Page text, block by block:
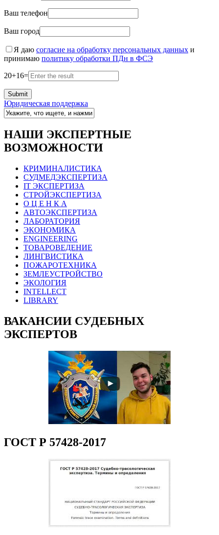
Ваш телефон
Ваш город
Я даю согласие на обработку персональных данных и
принимаю политику обработки ПДн в ФСЭ
20+16=
Юридическая поддержка
НАШИ ЭКСПЕРТНЫЕ
ВОЗМОЖНОСТИ
КРИМИНАЛИСТИКА
СУДМЕДЭКСПЕРТИЗА
IT ЭКСПЕРТИЗА
СТРОЙЭКСПЕРТИЗА
О Ц Е Н К А
АВТОЭКСПЕРТИЗА
ЛАБОРАТОРИЯ
ЭКОНОМИКА
ENGINEERING
ТОВАРОВЕДЕНИЕ
ЛИНГВИСТИКА
ПОЖАРОТЕХНИКА
ЗЕМЛЕУСТРОЙСТВО
ЭКОЛОГИЯ
INTELLECT
LIBRARY
ВАКАНСИИ СУДЕБНЫХ
ЭКСПЕРТОВ
ГОСТ Р 57428-2017